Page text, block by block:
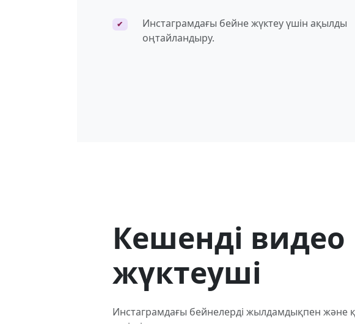
✔
Инстаграмдағы бейне жүктеу үшін ақылды
оңтайландыру.
Кешенді видео
жүктеуші
Инстаграмдағы бейнелерді жылдамдықпен және